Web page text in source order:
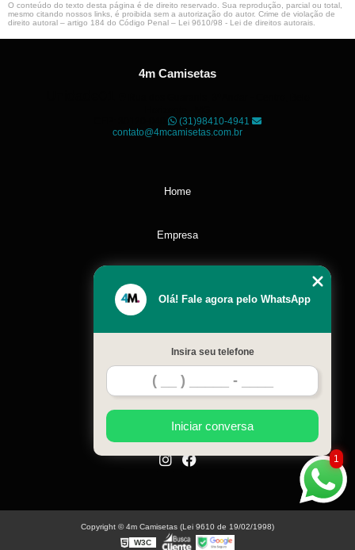
O conteúdo do texto desta página é de direito reservado. Sua reprodução, parcial ou total,
mesmo citando nossos links, é proibida sem a autorização do autor. Crime de violação de
direito autoral – artigo 184 do Código Penal – Lei 9610/98 - Lei de direitos autorais
4m Camisetas
(31)98410-4941
contato@4mcamisetas.com.br
Home
Empresa
Contato
Mapa do site
1
Olá! Fale agora pelo WhatsApp
Insira seu telefone
Iniciar conversa
Copyright © 4m Camisetas (Lei 9610 de 19/02/1998)
W3C